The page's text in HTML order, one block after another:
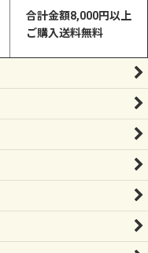
合計金額8,000円以上
ご購入送料無料